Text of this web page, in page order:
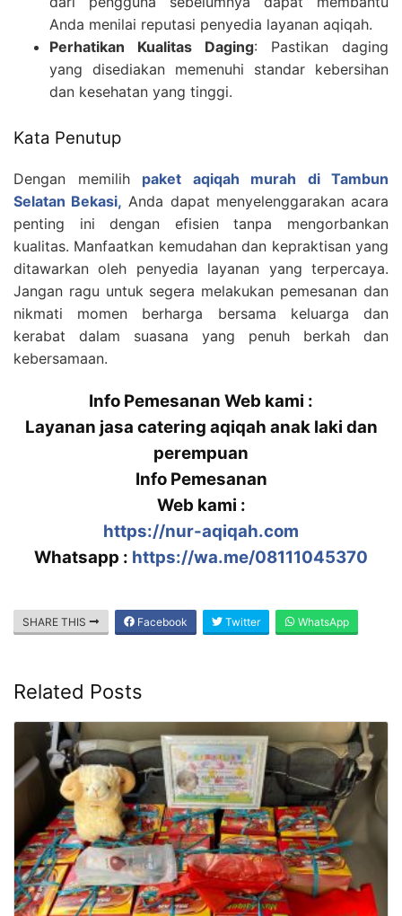
Anda menilai reputasi penyedia layanan aqiqah.
Perhatikan Kualitas Daging: Pastikan daging
yang disediakan memenuhi standar kebersihan
dan kesehatan yang tinggi.
Kata Penutup
Dengan memilih paket aqiqah murah di Tambun
Selatan Bekasi, Anda dapat menyelenggarakan acara
penting ini dengan efisien tanpa mengorbankan
kualitas. Manfaatkan kemudahan dan kepraktisan yang
ditawarkan oleh penyedia layanan yang terpercaya.
Jangan ragu untuk segera melakukan pemesanan dan
nikmati momen berharga bersama keluarga dan
kerabat dalam suasana yang penuh berkah dan
kebersamaan.
Info Pemesanan Web kami :
Layanan jasa catering aqiqah anak laki dan
perempuan
Info Pemesanan
Web kami :
https://nur-aqiqah.com
Whatsapp : https://wa.me/08111045370
SHARE THIS Facebook Twitter WhatsApp
Related Posts